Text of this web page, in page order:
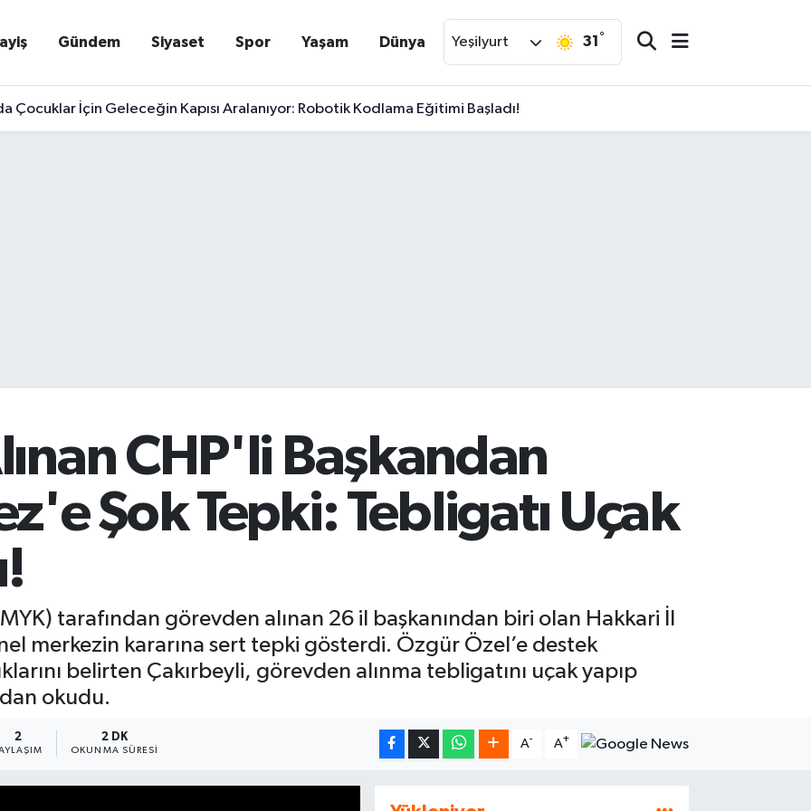
Gündem Siyaset Spor Yaşam Dünya Yeşilyurt 31 °
Çocuklar İçin Geleceğin Kapısı Aralanıyor: Robotik Kodlama Eğitimi Başladı!
Gürlek'ten Tarihi Açıklama: "Terörsüz Türkiye İçin Şafak Sökmek Üzere!"
CHP'li Başkandan
Şok Tepki: Tebligatı Uçak
tarafından görevden alınan 26 il başkanından biri olan Hakkari İl
merkezin kararına sert tepki gösterdi. Özgür Özel’e destek
belirten Çakırbeyli, görevden alınma tebligatını uçak yapıp
okudu.
2 2 DK
OKUNMA SÜRESI
A- A+